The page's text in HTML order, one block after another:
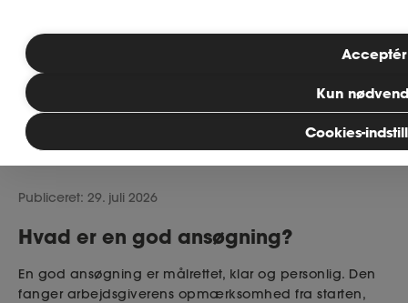
Selvstændig
Studerende
Inspiration
MitAse
guide til at skrive en rigtig god ansøgning,
og hent også vores gratis skabeloner til din
jobansøgning.
Læsetid: 8 minutter
Publiceret: 29. juli 2026
Hvad er en god ansøgning?
En god ansøgning er målrettet, klar og personlig. Den
fanger arbejdsgiverens opmærksomhed fra starten,
Cookies-
Kun
Acceptér